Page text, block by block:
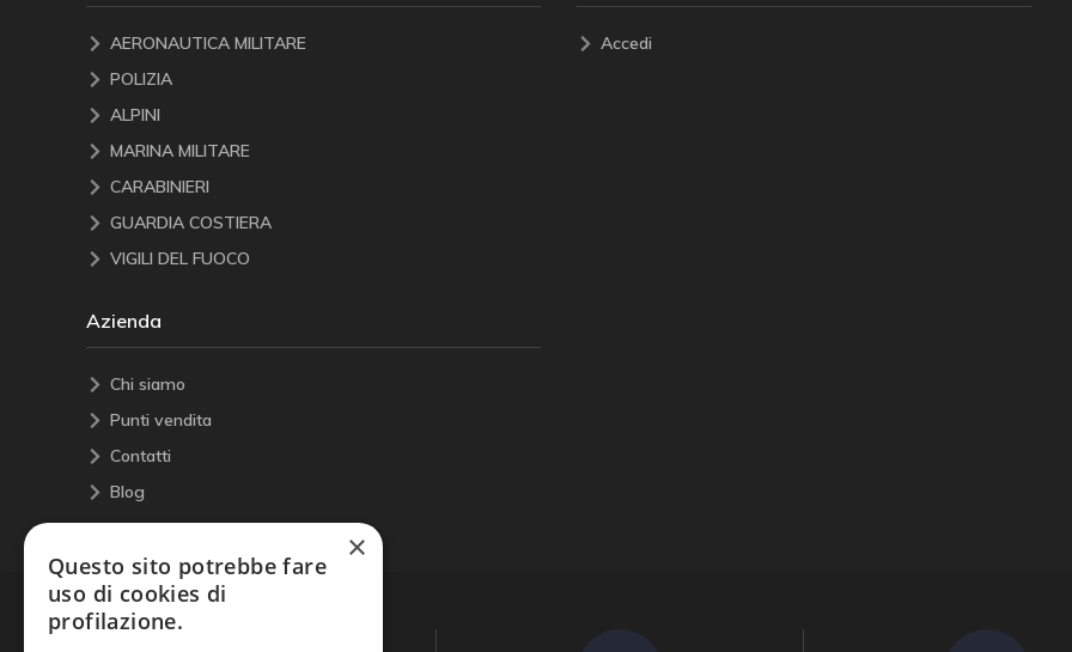
AERONAUTICA MILITARE
POLIZIA
ALPINI
MARINA MILITARE
CARABINIERI
GUARDIA COSTIERA
VIGILI DEL FUOCO
Accedi
Azienda
Chi siamo
Punti vendita
Contatti
Blog
×
Questo sito potrebbe fare
uso di cookies di
profilazione.